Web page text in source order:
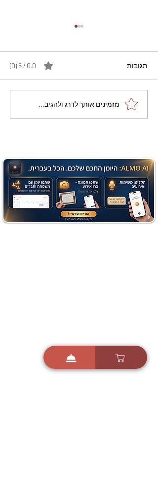
מתכון מנצח עוגת מייפל
שוקולד בחושה וקלה - זיוה
תגובות 0.0 / 5 ‏(0)
מזמינים אותך לדרג ולהגיב...